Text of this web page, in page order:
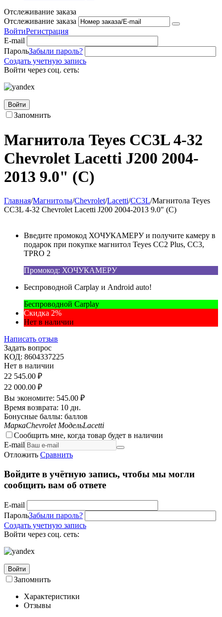
Отслеживание заказа
Отслеживание заказа
ВойтиРегистрация
E-mail
ПарольЗабыли пароль?
Создать учетную запись
Войти через соц. сеть:
Войти
Запомнить
Магнитола Teyes CC3L 4-32
Chevrolet Lacetti J200 2004-
2013 9.0" (C)
Главная/Магнитолы/Chevrolet/Lacetti/CC3L/Магнитола Teyes
CC3L 4-32 Chevrolet Lacetti J200 2004-2013 9.0" (C)
Введите промокод ХОЧУКАМЕРУ и получите камеру в
подарок при покупке магнитол Teyes CC2 Plus, CC3,
TPRO 2
Промокод: ХОЧУКАМЕРУ
Беспроводной Carplay и Android auto!
Беспроводной Carplay
Скидка 2%
Нет в наличии
Написать отзыв
Задать вопрос
КОД: 8604337225
Нет в наличии
22 545.00 ₽
22 000.00 ₽
Вы экономите: 545.00 ₽
Время возврата: 10 дн.
Бонусные баллы: баллов
МаркаChevrolet МодельLacetti
Сообщить мне, когда товар будет в наличии
E-mail
Отложить Сравнить
Войдите в учётную запись, чтобы мы могли
сообщить вам об ответе
E-mail
ПарольЗабыли пароль?
Создать учетную запись
Войти через соц. сеть:
Войти
Запомнить
Характеристики
Отзывы